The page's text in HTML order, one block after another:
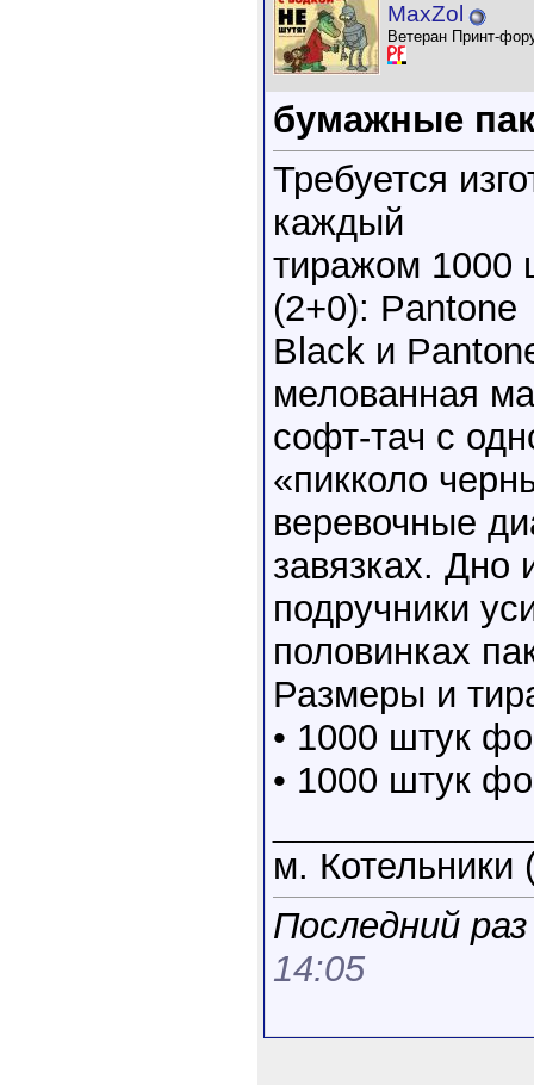
MaxZol
Ветеран Принт-
бумажные
Требуется
каждый
тиражом 1000
(2+0): Pantone
Black и
мелованная
софт-тач с
«пикколо
веревочные
завязках. Дно
подручники
половинках
Размеры и
• 1000 штук
• 1000 штук
м. Котельники
Последний
14:05